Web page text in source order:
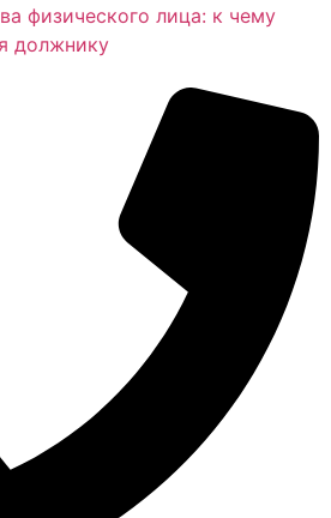
физического лица: к чему
должнику